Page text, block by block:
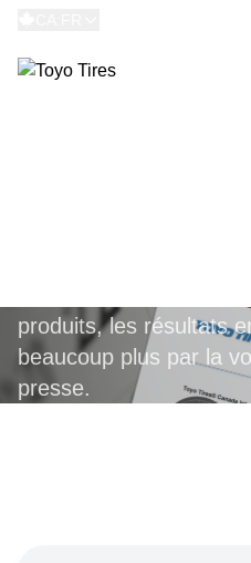
produits, les résultats
beaucoup plus par la
presse.